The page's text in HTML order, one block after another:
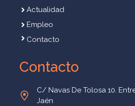
Actualidad
Empleo
Contacto
Contacto
C/ Navas De Tolosa 10.
Jaén